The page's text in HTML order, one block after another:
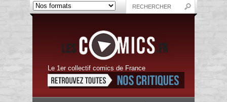
Le 1er collectif comics de France